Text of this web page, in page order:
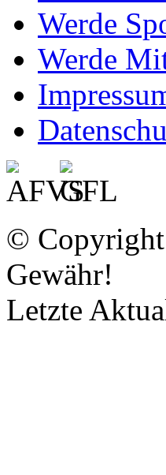
Werde
Werde
© Copyright
Gewähr!
Letzte